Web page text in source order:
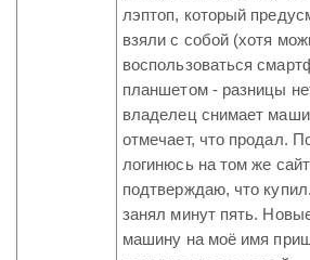
лэптоп, который
взяли с собой (хотя
воспользоваться
планшетом - разницы
владелец снимает
отмечает, что продал.
логинюсь на том же
подтверждаю, что
занял минут пять.
машину на моё имя